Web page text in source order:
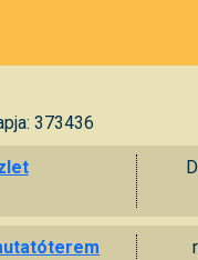
373436